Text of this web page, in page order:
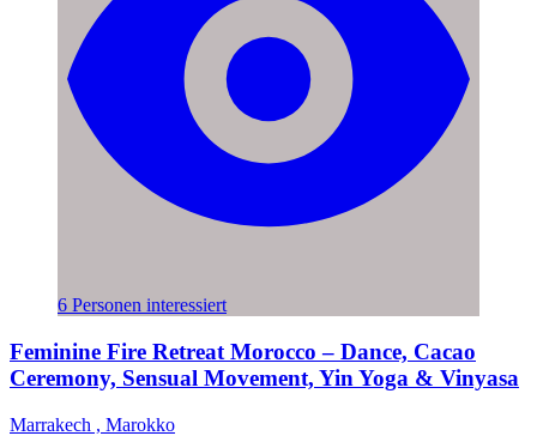
6 Personen interessiert
Feminine Fire Retreat Morocco – Dance, Cacao
Ceremony, Sensual Movement, Yin Yoga & Vinyasa
Marrakech , Marokko